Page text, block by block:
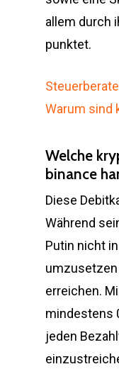
allem durch
punktet.
Warum sind
Welche
binance
Diese
Während
Putin nicht
umzusetzen
erreichen.
mindestens
jeden